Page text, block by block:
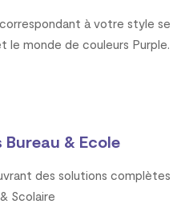
à votre style
le monde de couleurs Purple.
& Ecole
des solutions
Scolaire